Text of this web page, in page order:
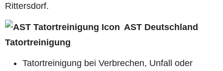
Rittersdorf.
AST Deutschland
Tatortreinigung
Tatortreinigung bei Verbrechen, Unfall oder